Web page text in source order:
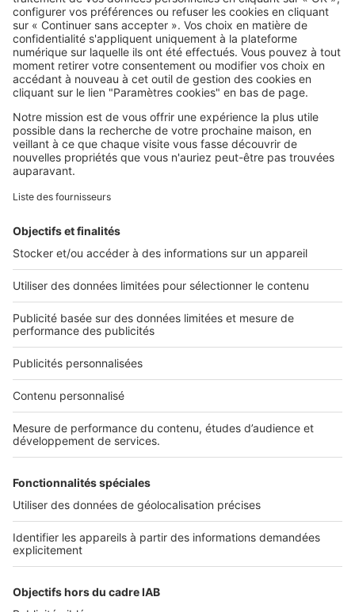
SeLoger c'est aussi
Retrouvez-nous sur ...
L'ENTREPRISE
Nous contacter
Nous recrutons
NOS APPLICATIONS
Découvrez nos applications
Tous nos services pro
Accès client
À DÉCOUVRIR
Annuaire des professionnels
Tout l'immobilier